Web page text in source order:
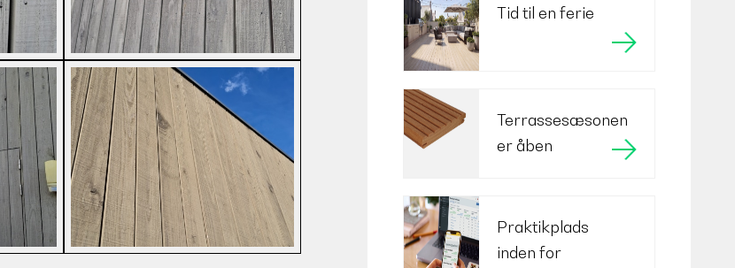
Tid til en ferie
Terrassesæsonen
er åben
Praktikplads
inden for